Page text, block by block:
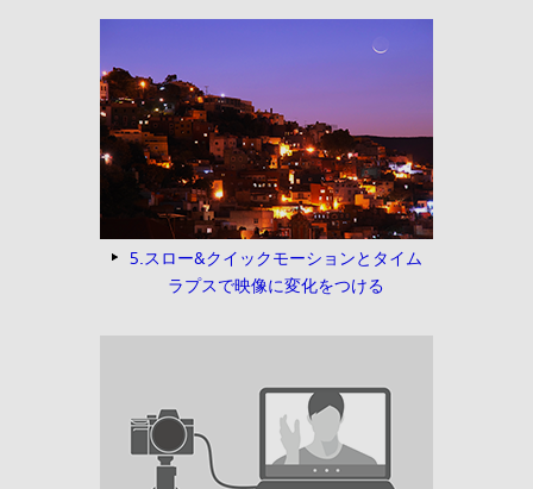
5.スロー&クイックモーションとタイム
ラプスで映像に変化をつける